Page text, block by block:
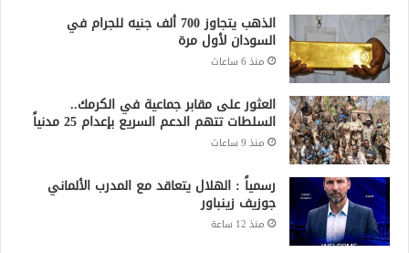
الذهب يتجاوز 700 ألف جنيه للجرام في
السودان لأول مرة
منذ 6 ساعات
العثور على مقابر جماعية في الكرمك..
السلطات تتهم الدعم السريع بإعدام 25 مدنياً
منذ 9 ساعات
رسمياً : الهلال يتعاقد مع المدرب الألماني
جوزيف زينباور
منذ 12 ساعة